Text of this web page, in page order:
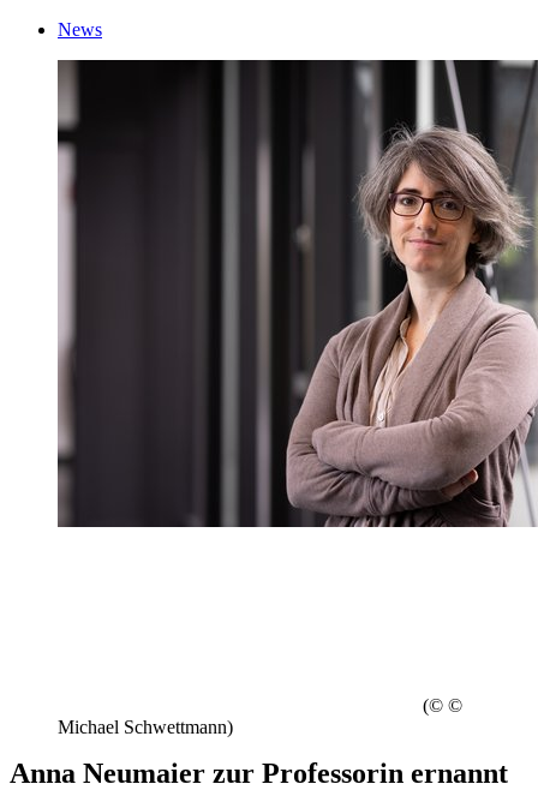
News
(© ©
Michael Schwettmann)
Anna Neumaier zur Professorin ernannt